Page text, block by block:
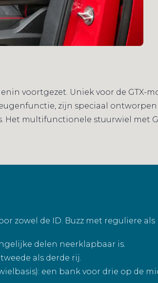
voortgezet. Uniek voor de GTX-
zijn speciaal
multifunctionele stuurwiel met
zowel de ID. Buzz met reguliere als
delen neerklapbaar is.
als derde rij.
een bank voor drie op de